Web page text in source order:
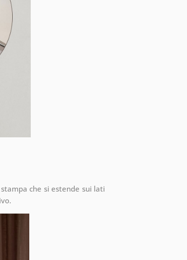
che si estende sui lati